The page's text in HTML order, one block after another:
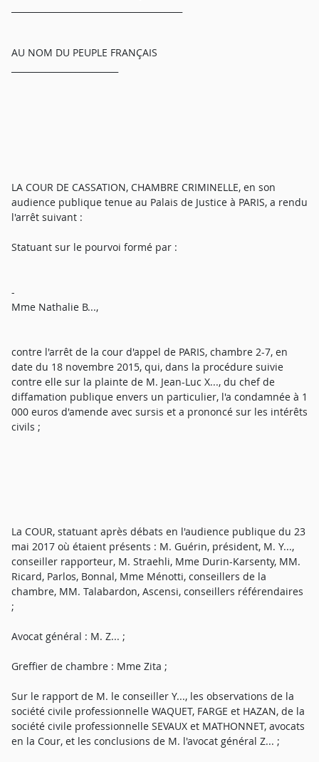
AU NOM DU PEUPLE FRANÇAIS
LA COUR DE CASSATION, CHAMBRE CRIMINELLE, en son
audience publique tenue au Palais de Justice à PARIS, a rendu
l'arrêt suivant :
Statuant sur le pourvoi formé par :
-
Mme Nathalie B...,
contre l'arrêt de la cour d'appel de PARIS, chambre 2-7, en
date du 18 novembre 2015, qui, dans la procédure suivie
contre elle sur la plainte de M. Jean-Luc X..., du chef de
diffamation publique envers un particulier, l'a condamnée à 1
000 euros d'amende avec sursis et a prononcé sur les intérêts
civils ;
La COUR, statuant après débats en l'audience publique du 23
mai 2017 où étaient présents : M. Guérin, président, M. Y...,
conseiller rapporteur, M. Straehli, Mme Durin-Karsenty, MM.
Ricard, Parlos, Bonnal, Mme Ménotti, conseillers de la
chambre, MM. Talabardon, Ascensi, conseillers référendaires
;
Avocat général : M. Z... ;
Greffier de chambre : Mme Zita ;
Sur le rapport de M. le conseiller Y..., les observations de la
société civile professionnelle WAQUET, FARGE et HAZAN, de la
société civile professionnelle SEVAUX et MATHONNET, avocats
en la Cour, et les conclusions de M. l'avocat général Z... ;